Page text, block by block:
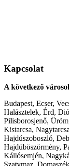
Kapcsolat
A következő
Budapest, Ecser,
Halásztelek, Érd,
Pilisborosjenő,
Kistarcsa,
Hajdúszoboszló,
Hajdúböszörmény,
Kállósemjén,